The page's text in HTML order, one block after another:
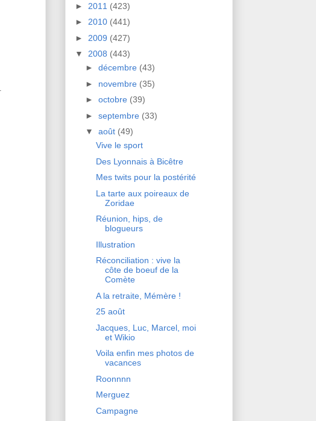
► 2011 (423)
► 2010 (441)
► 2009 (427)
▼ 2008 (443)
► décembre (43)
► novembre (35)
► octobre (39)
► septembre (33)
▼ août (49)
Vive le sport
Des Lyonnais à Bicêtre
Mes twits pour la postérité
La tarte aux poireaux de
Zoridae
Réunion, hips, de
blogueurs
Illustration
Réconciliation : vive la
côte de boeuf de la
Comète
A la retraite, Mémère !
25 août
Jacques, Luc, Marcel, moi
et Wikio
Voila enfin mes photos de
vacances
Roonnnn
Merguez
Campagne